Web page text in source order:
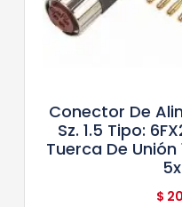
Conector De
Sz. 1.5 Tipo:
Tuerca De
$